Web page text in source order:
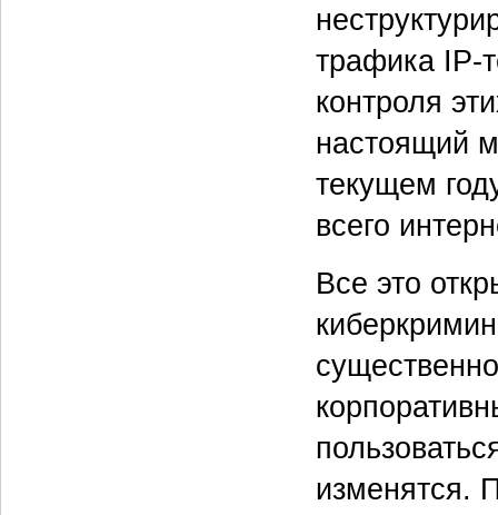
трафика IP-
контроля
настоящий
текущем
всего
Все это
изменятся.